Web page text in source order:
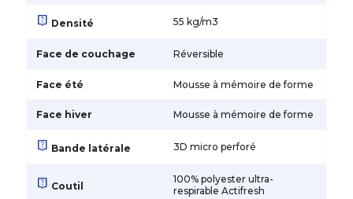
live_help Densité 55 kg/m3
Face de couchage Réversible
Face été Mousse à mémoire de forme
Face hiver Mousse à mémoire de forme
live_help Bande latérale 3D micro perforé
live_help Coutil
100% polyester ultra-
respirable Actifresh